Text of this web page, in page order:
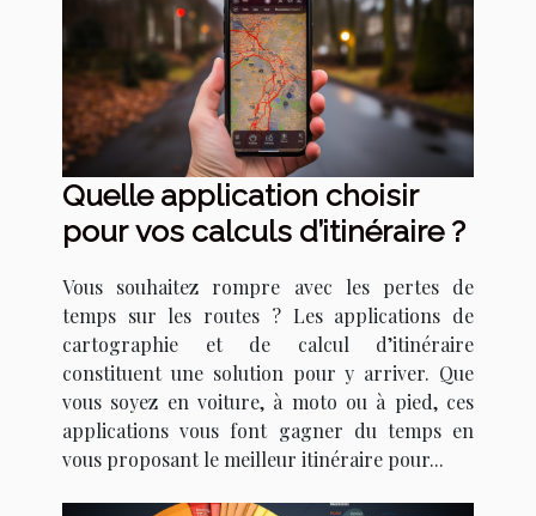
Quelle application choisir
pour vos calculs d’itinéraire ?
Vous souhaitez rompre avec les pertes de
temps sur les routes ? Les applications de
cartographie et de calcul d’itinéraire
constituent une solution pour y arriver. Que
vous soyez en voiture, à moto ou à pied, ces
applications vous font gagner du temps en
vous proposant le meilleur itinéraire pour...